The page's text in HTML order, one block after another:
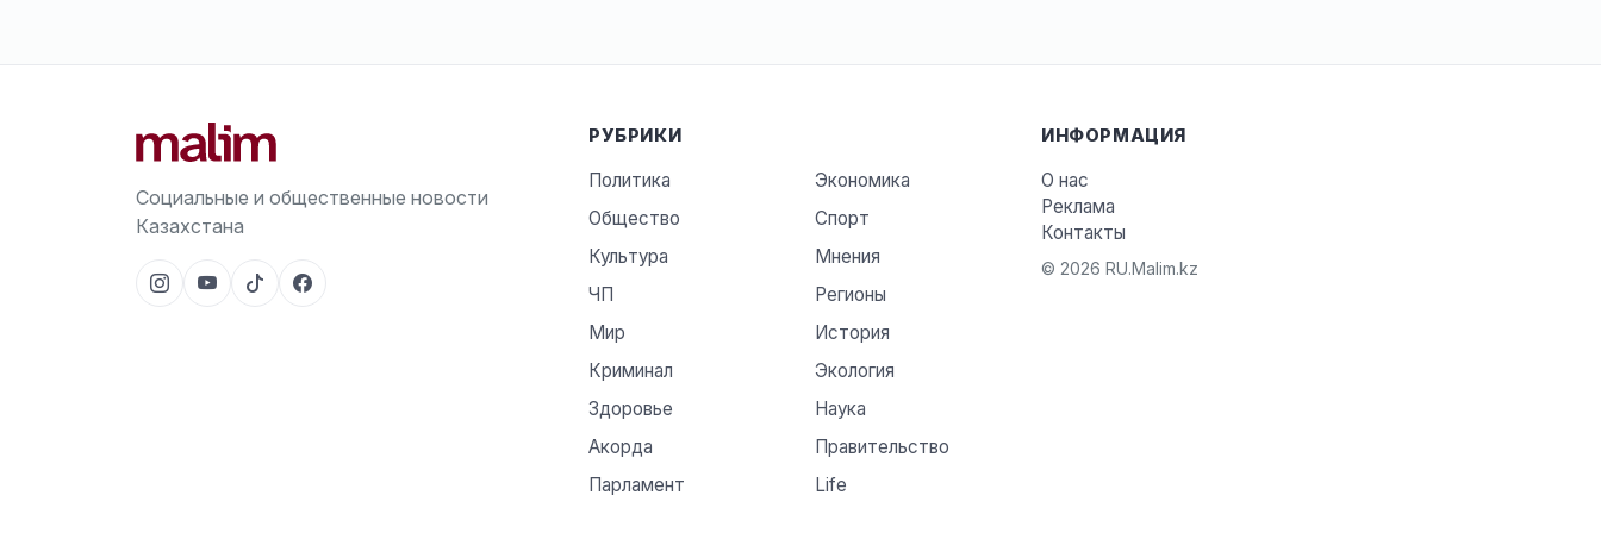
Социальные и общественные новости
Казахстана
РУБРИКИ
Политика
Экономика
Общество
Спорт
Культура
Мнения
ЧП
Регионы
Мир
История
Криминал
Экология
Здоровье
Наука
Акорда
Правительство
Парламент
Life
ИНФОРМАЦИЯ
О нас
Реклама
Контакты
© 2026 RU.Malim.kz